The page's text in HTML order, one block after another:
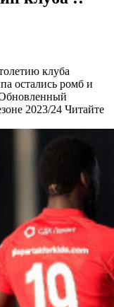
клуба
остались ромб и
2023/24 Читайте